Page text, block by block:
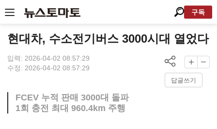
구독
현대차, 수소전기버스 3000시대 열었다
입력: 2026-04-02 08:57:29
수정: 2026-04-02 08:57:29
답글쓰기
FCEV 누적 판매 3000대 돌파
1회 충전 최대 960.4km 주행